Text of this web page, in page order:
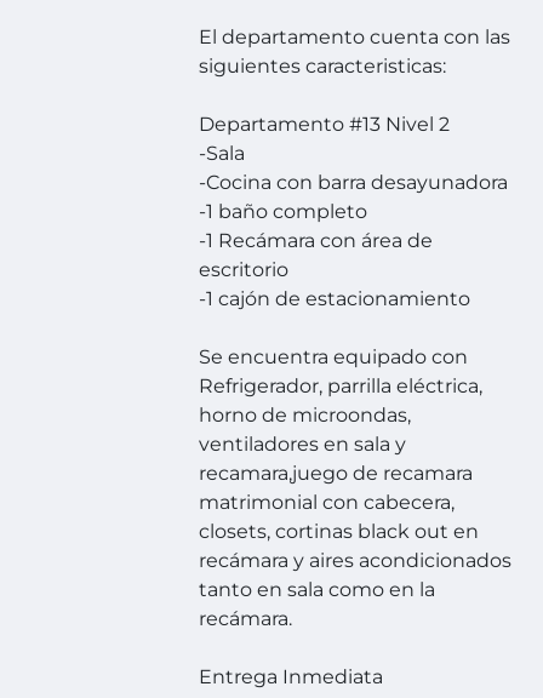
El departamento cuenta con las
siguientes caracteristicas:
Departamento #13 Nivel 2
-Sala
-Cocina con barra desayunadora
-1 baño completo
-1 Recámara con área de
escritorio
-1 cajón de estacionamiento
Se encuentra equipado con
Refrigerador, parrilla eléctrica,
horno de microondas,
ventiladores en sala y
recamara,juego de recamara
matrimonial con cabecera,
closets, cortinas black out en
recámara y aires acondicionados
tanto en sala como en la
recámara.
Entrega Inmediata